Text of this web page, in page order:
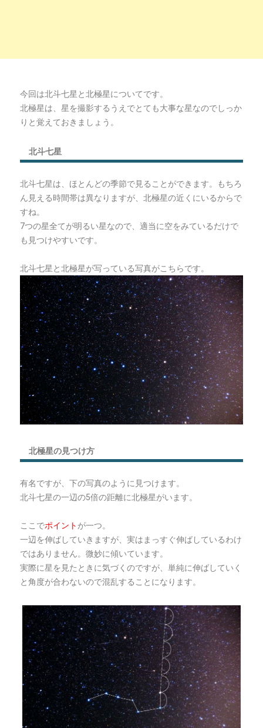
今回は北斗七星と北極星についてです。
北極星は、星を撮影するうえでとても大事な星なのでしっか
りと覚えておきましょう。
北斗七星
北斗七星は、ほとんどの季節で見ることができます。もちろ
ん見える時間帯は異なりますが、北極星の近くにいるからで
すね。
7つの星全てが明るい星なので、適当に空をみているだけで
も見つけやすいです。
北斗七星と北極星が写っている写真がこちらです。
北極星の見つけ方
有名ですが、下の写真のように見つけます。
北斗七星の一辺の5倍の距離に北極星がいます。
ここでポイント が一つ。
一辺を伸ばしていきますが、実はまっすぐ伸ばしているわけ
ではありません。微妙に傾いています。
実際に星を見たときに気づくのですが、単純に伸ばしていく
と角度が合わないので混乱することになります。